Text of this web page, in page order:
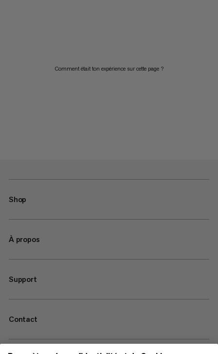
Comment était ton expérience sur cette page ?
Shop
À propos
Support
Contact